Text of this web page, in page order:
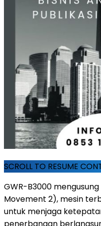
SCROLL TO RESUME
GWR-B3000 mengusung
Movement 2), mesin
untuk menjaga
penerbangan